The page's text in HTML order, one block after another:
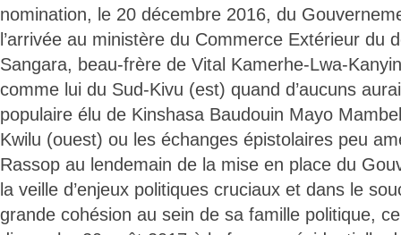
nomination, le 20 décembre 2016, du
l’arrivée au ministère du Commerce Extérieur du
Sangara, beau-frère de Vital Kamerhe-Lwa-
comme lui du Sud-Kivu (est) quand d’aucuns
populaire élu de Kinshasa Baudouin Mayo
Kwilu (ouest) ou les échanges épistolaires peu
Rassop au lendemain de la mise en place du
la veille d’enjeux politiques cruciaux et dans le
grande cohésion au sein de sa famille politique,